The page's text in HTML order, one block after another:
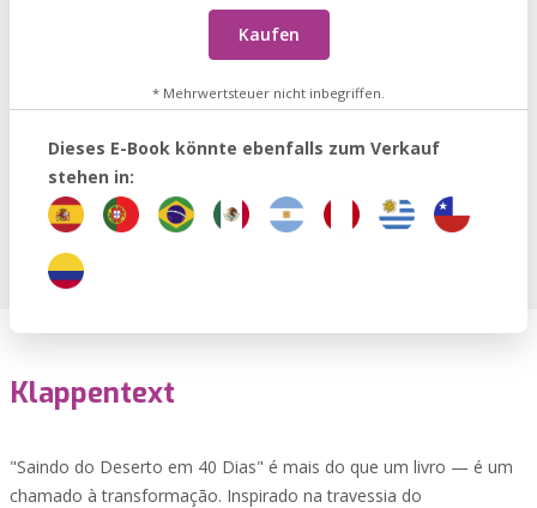
Kaufen
* Mehrwertsteuer nicht inbegriffen.
Dieses E-Book könnte ebenfalls zum Verkauf
stehen in:
Klappentext
"Saindo do Deserto em 40 Dias" é mais do que um livro — é um
chamado à transformação. Inspirado na travessia do